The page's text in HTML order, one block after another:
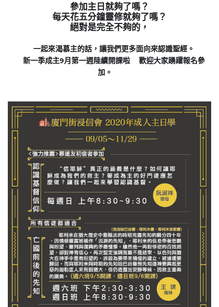
參加主日就夠了嗎？
每天花五分鐘靈修就夠了嗎？
絕對是完全不夠的，
一起來渴慕主的話，讓我們更多面向來認識聖經。
新一季成主9月第一週陸續開課啦
歡迎大家踴躍報名參
加。